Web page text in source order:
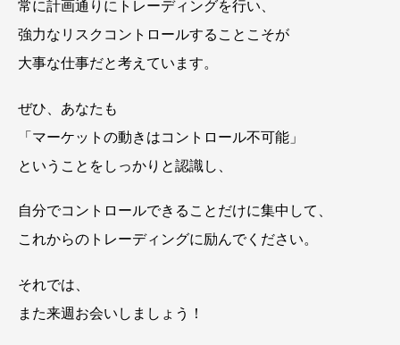
常に計画通りにトレーディングを行い、
強力なリスクコントロールすることこそが
大事な仕事だと考えています。
ぜひ、あなたも
「マーケットの動きはコントロール不可能」
ということをしっかりと認識し、
自分でコントロールできることだけに集中して、
これからのトレーディングに励んでください。
それでは、
また来週お会いしましょう！